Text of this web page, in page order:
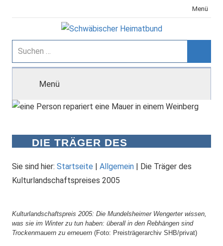
Inhalt
Menü
Schwäbischer
Heimatbund
Suchen
nach:
Menü
DIE TRÄGER DES
2005
Sie sind hier: Startseite | Allgemein | Die Träger des
Kulturlandschaftspreises 2005
Kulturlandschaftspreis 2005: Die Mundelsheimer Wengerter wissen,
was sie im Winter zu tun haben: überall in den Rebhängen sind
Trockenmauern zu erneuern (Foto: Preisträgerarchiv SHB/privat)